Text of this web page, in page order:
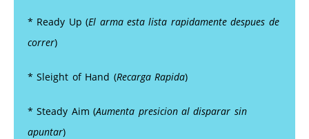
* Ready Up (El arma esta lista rapidamente despues de
correr)
* Sleight of Hand (Recarga Rapida)
* Steady Aim (Aumenta presicion al disparar sin
apuntar)